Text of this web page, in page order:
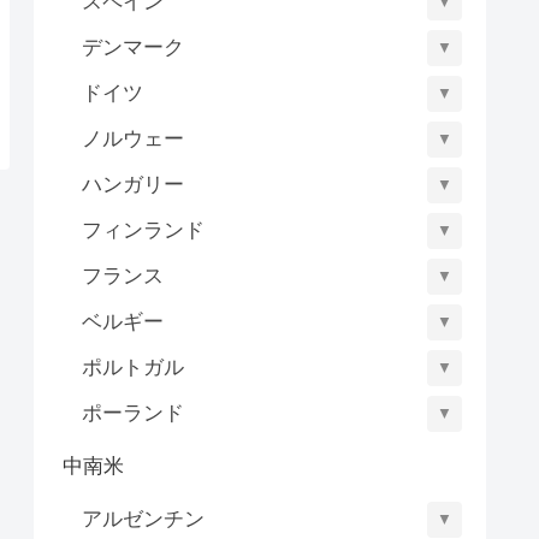
デンマーク ▼
ドイツ ▼
ノルウェー ▼
ハンガリー ▼
フィンランド ▼
フランス ▼
ベルギー ▼
ポルトガル ▼
ポーランド ▼
中南米
アルゼンチン ▼